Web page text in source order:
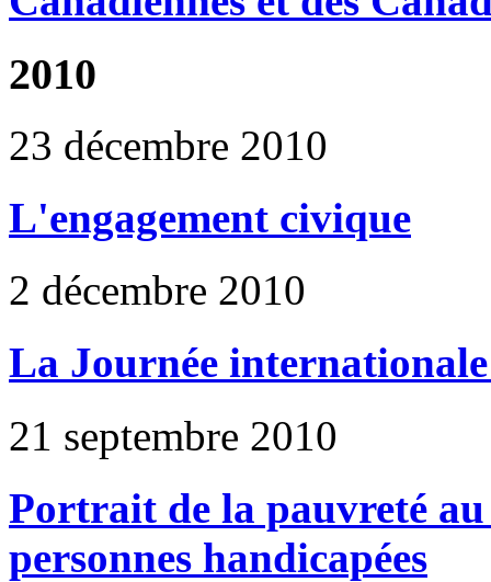
2010
23 décembre 2010
L'engagement civique
2 décembre 2010
La Journée internationale
21 septembre 2010
Portrait de la pauvreté
personnes handicapées